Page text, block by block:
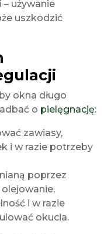
używanie
uszkodzić
okna długo
o pielęgnację:
zawiasy,
i w razie potrzeby
poprzez
i w razie
okucia.